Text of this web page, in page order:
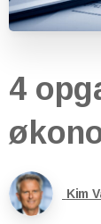
4
Kim